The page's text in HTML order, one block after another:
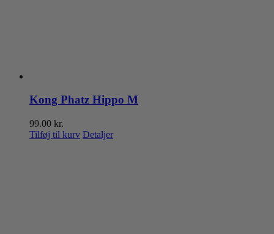
Kong Phatz Hippo M
99.00 kr.
Tilføj til kurv Detaljer